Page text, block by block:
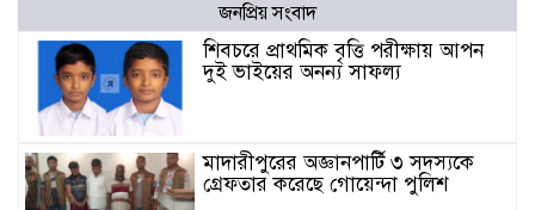
জনপ্রিয় সংবাদ
শিবচরে প্রাথমিক বৃত্তি পরীক্ষায় আপন
দুই ভাইয়ের অনন্য সাফল্য
মাদারীপুরের অজ্ঞানপার্টি ৩ সদস্যকে
গ্রেফতার করেছে গোয়েন্দা পুলিশ